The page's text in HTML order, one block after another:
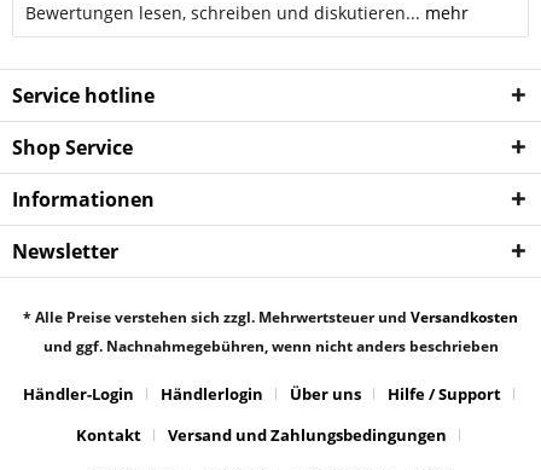
Bewertungen lesen, schreiben und diskutieren... mehr
Service hotline
Shop Service
Informationen
Newsletter
* Alle Preise verstehen sich zzgl. Mehrwertsteuer und Versandkosten
und ggf. Nachnahmegebühren, wenn nicht anders beschrieben
Händler-Login Händlerlogin Über uns
Hilfe / Support
Kontakt
Versand und Zahlungsbedingungen